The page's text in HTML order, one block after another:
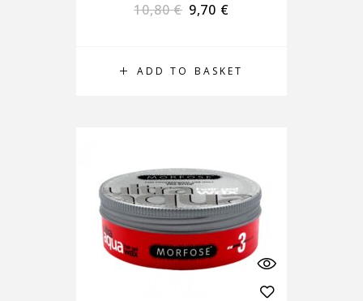
ADD TO BASKET
10,80€ 9,70 €